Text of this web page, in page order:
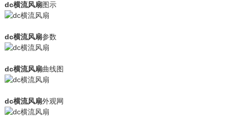
dc横流风扇图示
dc横流风扇参数
dc横流风扇曲线图
dc横流风扇外观网